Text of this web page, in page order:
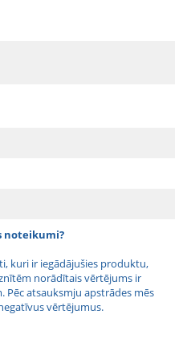
noteikumi?
kuri ir iegādājušies produktu,
norādītais vērtējums ir
Pēc atsauksmju apstrādes mēs
vērtējumus.